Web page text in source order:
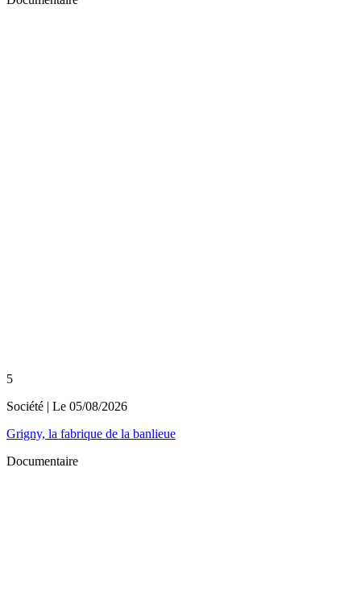
5
Société | Le 05/08/2026
Grigny, la fabrique de la banlieue
Documentaire